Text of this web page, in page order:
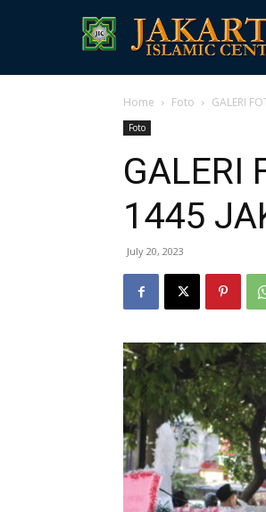
Home Foto GALERI
Foto
GALERI
1445
July 20, 2023